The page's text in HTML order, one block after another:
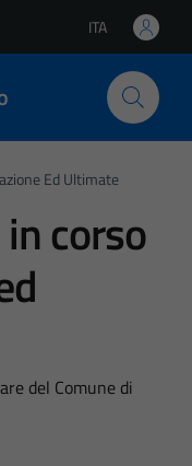
Lingua attiva:
ITA
Ed Ultimate
corso
del Comune di